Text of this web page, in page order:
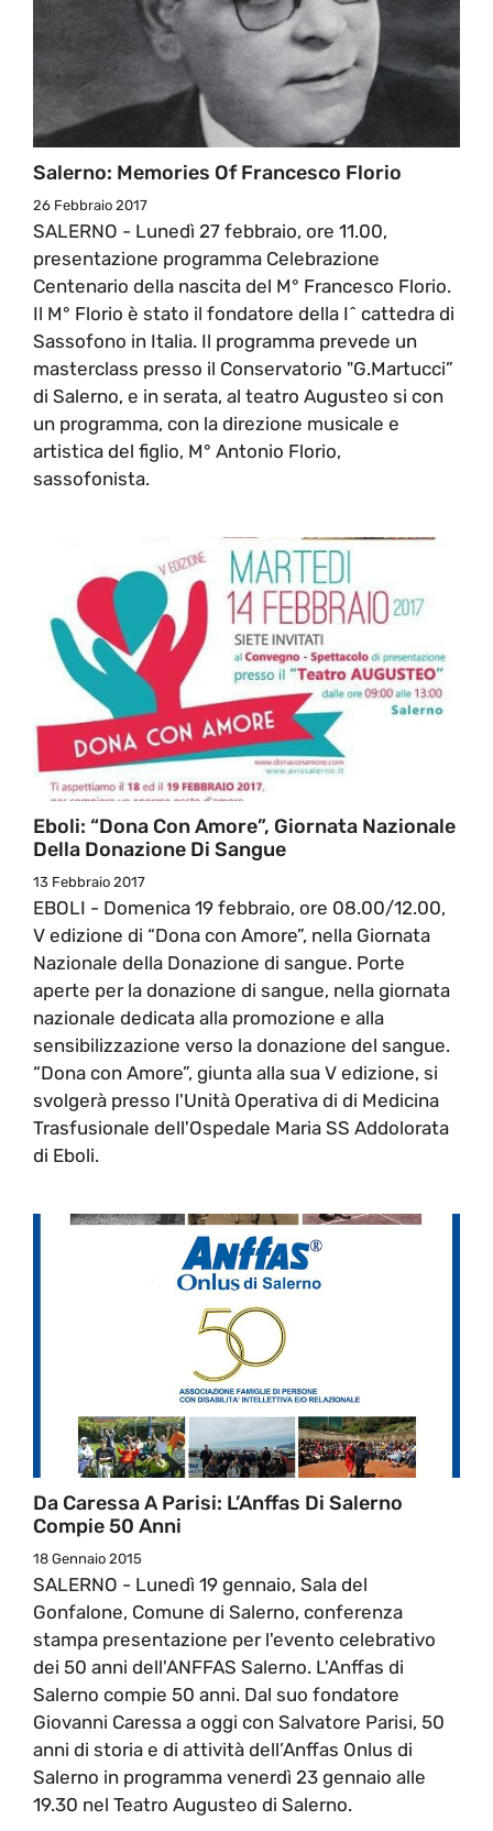
Salerno: Memories Of Francesco Florio
26 Febbraio 2017
SALERNO - Lunedì 27 febbraio, ore 11.00,
presentazione programma Celebrazione
Centenario della nascita del M° Francesco Florio.
Il M° Florio è stato il fondatore della I^ cattedra di
Sassofono in Italia. Il programma prevede un
masterclass presso il Conservatorio "G.Martucci”
di Salerno, e in serata, al teatro Augusteo si con
un programma, con la direzione musicale e
artistica del figlio, M° Antonio Florio,
sassofonista.
Eboli: “Dona Con Amore”, Giornata Nazionale
Della Donazione Di Sangue
13 Febbraio 2017
EBOLI - Domenica 19 febbraio, ore 08.00/12.00,
V edizione di “Dona con Amore”, nella Giornata
Nazionale della Donazione di sangue. Porte
aperte per la donazione di sangue, nella giornata
nazionale dedicata alla promozione e alla
sensibilizzazione verso la donazione del sangue.
“Dona con Amore”, giunta alla sua V edizione, si
svolgerà presso l'Unità Operativa di di Medicina
Trasfusionale dell'Ospedale Maria SS Addolorata
di Eboli.
Da Caressa A Parisi: L’Anffas Di Salerno
Compie 50 Anni
18 Gennaio 2015
SALERNO - Lunedì 19 gennaio, Sala del
Gonfalone, Comune di Salerno, conferenza
stampa presentazione per l'evento celebrativo
dei 50 anni dell'ANFFAS Salerno. L'Anffas di
Salerno compie 50 anni. Dal suo fondatore
Giovanni Caressa a oggi con Salvatore Parisi, 50
anni di storia e di attività dell’Anffas Onlus di
Salerno in programma venerdì 23 gennaio alle
19.30 nel Teatro Augusteo di Salerno.